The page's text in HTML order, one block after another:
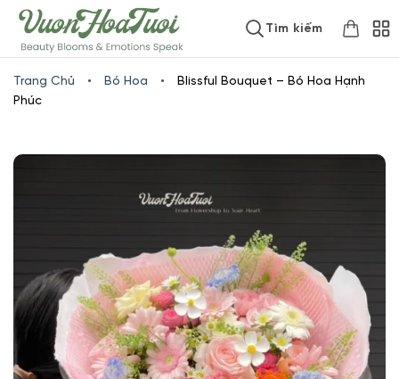
www.vuonhoatuoi.vnSkip
to
content
Tìm kiếm
Trang Chủ • Bó Hoa •
Blissful Bouquet – Bó Hoa Hạnh
Phúc